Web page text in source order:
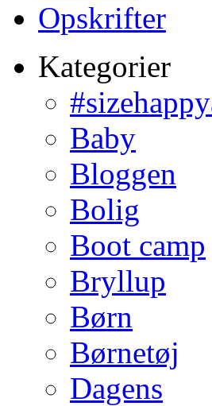
Opskrifter
Kategorier
Baby
Bloggen
Bolig
Boot camp
Bryllup
Børn
Børnetøj
Dagens